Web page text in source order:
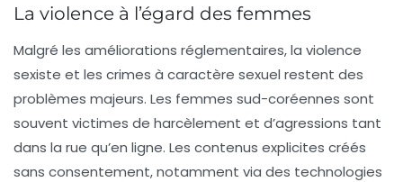
La violence à l’égard des femmes
Malgré les améliorations réglementaires, la violence
sexiste et les crimes à caractère sexuel restent des
problèmes majeurs. Les femmes sud-coréennes sont
souvent victimes de harcèlement et d’agressions tant
dans la rue qu’en ligne. Les contenus explicites créés
sans consentement, notamment via des technologies